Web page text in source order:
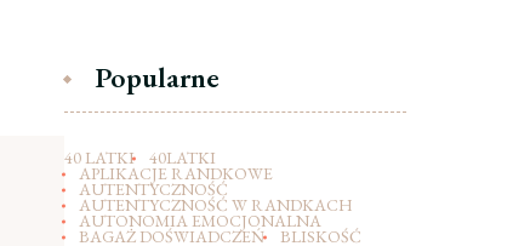
Popularne
40 LATKI 40LATKI
APLIKACJE RANDKOWE
AUTENTYCZNOŚĆ
AUTENTYCZNOŚĆ W RANDKACH
AUTONOMIA EMOCJONALNA
BAGAŻ DOŚWIADCZEŃ BLISKOŚĆ